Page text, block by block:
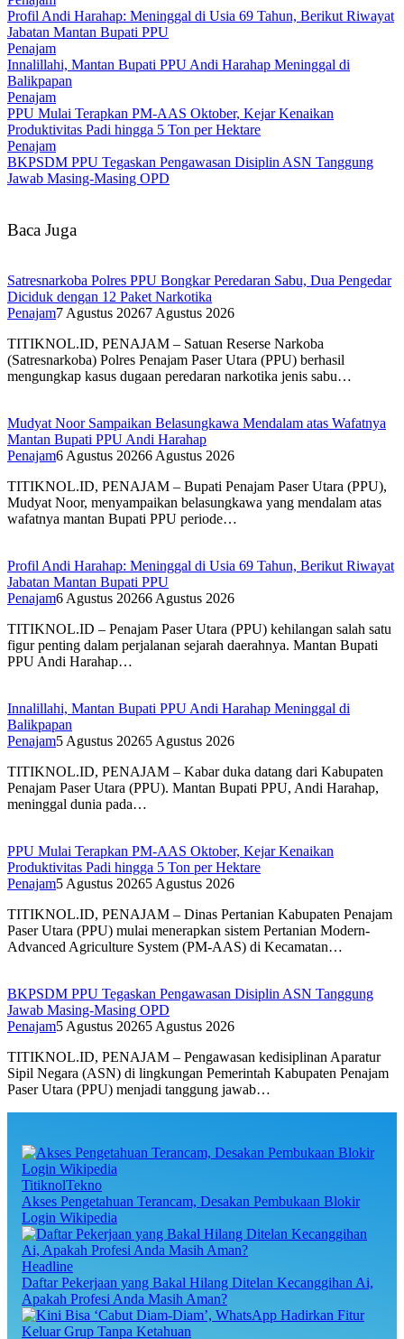
Profil Andi Harahap: Meninggal di Usia 69 Tahun, Berikut Riwayat
Jabatan Mantan Bupati PPU
Penajam
Innalillahi, Mantan Bupati PPU Andi Harahap Meninggal di
Balikpapan
Penajam
PPU Mulai Terapkan PM-AAS Oktober, Kejar Kenaikan
Produktivitas Padi hingga 5 Ton per Hektare
Penajam
BKPSDM PPU Tegaskan Pengawasan Disiplin ASN Tanggung
Jawab Masing-Masing OPD
Baca Juga
Satresnarkoba Polres PPU Bongkar Peredaran Sabu, Dua Pengedar
Diciduk dengan 12 Paket Narkotika
Penajam7 Agustus 20267 Agustus 2026
TITIKNOL.ID, PENAJAM – Satuan Reserse Narkoba
(Satresnarkoba) Polres Penajam Paser Utara (PPU) berhasil
mengungkap kasus dugaan peredaran narkotika jenis sabu…
Mudyat Noor Sampaikan Belasungkawa Mendalam atas Wafatnya
Mantan Bupati PPU Andi Harahap
Penajam6 Agustus 20266 Agustus 2026
TITIKNOL.ID, PENAJAM – Bupati Penajam Paser Utara (PPU),
Mudyat Noor, menyampaikan belasungkawa yang mendalam atas
wafatnya mantan Bupati PPU periode…
Profil Andi Harahap: Meninggal di Usia 69 Tahun, Berikut Riwayat
Jabatan Mantan Bupati PPU
Penajam6 Agustus 20266 Agustus 2026
TITIKNOL.ID – Penajam Paser Utara (PPU) kehilangan salah satu
figur penting dalam perjalanan sejarah daerahnya. Mantan Bupati
PPU Andi Harahap…
Innalillahi, Mantan Bupati PPU Andi Harahap Meninggal di
Balikpapan
Penajam5 Agustus 20265 Agustus 2026
TITIKNOL.ID, PENAJAM – Kabar duka datang dari Kabupaten
Penajam Paser Utara (PPU). Mantan Bupati PPU, Andi Harahap,
meninggal dunia pada…
PPU Mulai Terapkan PM-AAS Oktober, Kejar Kenaikan
Produktivitas Padi hingga 5 Ton per Hektare
Penajam5 Agustus 20265 Agustus 2026
TITIKNOL.ID, PENAJAM – Dinas Pertanian Kabupaten Penajam
Paser Utara (PPU) mulai menerapkan sistem Pertanian Modern-
Advanced Agriculture System (PM-AAS) di Kecamatan…
BKPSDM PPU Tegaskan Pengawasan Disiplin ASN Tanggung
Jawab Masing-Masing OPD
Penajam5 Agustus 20265 Agustus 2026
TITIKNOL.ID, PENAJAM – Pengawasan kedisiplinan Aparatur
Sipil Negara (ASN) di lingkungan Pemerintah Kabupaten Penajam
Paser Utara (PPU) menjadi tanggung jawab…
TitiknolTekno
Akses Pengetahuan Terancam, Desakan Pembukaan Blokir
Login Wikipedia
Headline
Daftar Pekerjaan yang Bakal Hilang Ditelan Kecanggihan Ai,
Apakah Profesi Anda Masih Aman?